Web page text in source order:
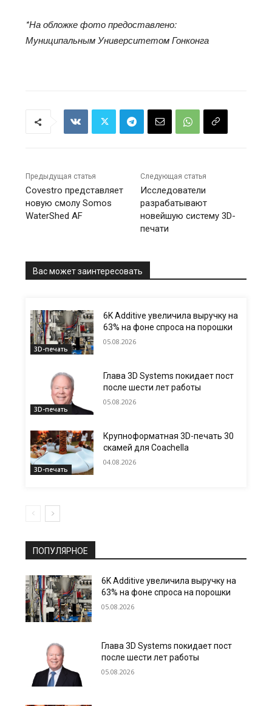
*На обложке фото предоставлено:
Муниципальным Университетом Гонконга
Предыдущая статья
Covestro представляет
новую смолу Somos
WaterShed AF
Следующая статья
Исследователи
разрабатывают
новейшую систему 3D-
печати
Вас может заинтересовать
3D-печать
6K Additive увеличила выручку на
63% на фоне спроса на порошки
05.08.2026
3D-печать
Глава 3D Systems покидает пост
после шести лет работы
05.08.2026
3D-печать
Крупноформатная 3D-печать 30
скамей для Coachella
04.08.2026
ПОПУЛЯРНОЕ
6K Additive увеличила выручку на
63% на фоне спроса на порошки
05.08.2026
Глава 3D Systems покидает пост
после шести лет работы
05.08.2026